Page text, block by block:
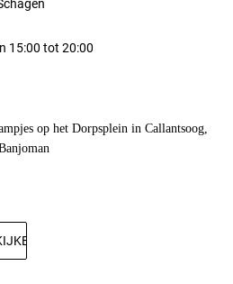
15:00 tot 20:00
op het Dorpsplein in Callantsoog,